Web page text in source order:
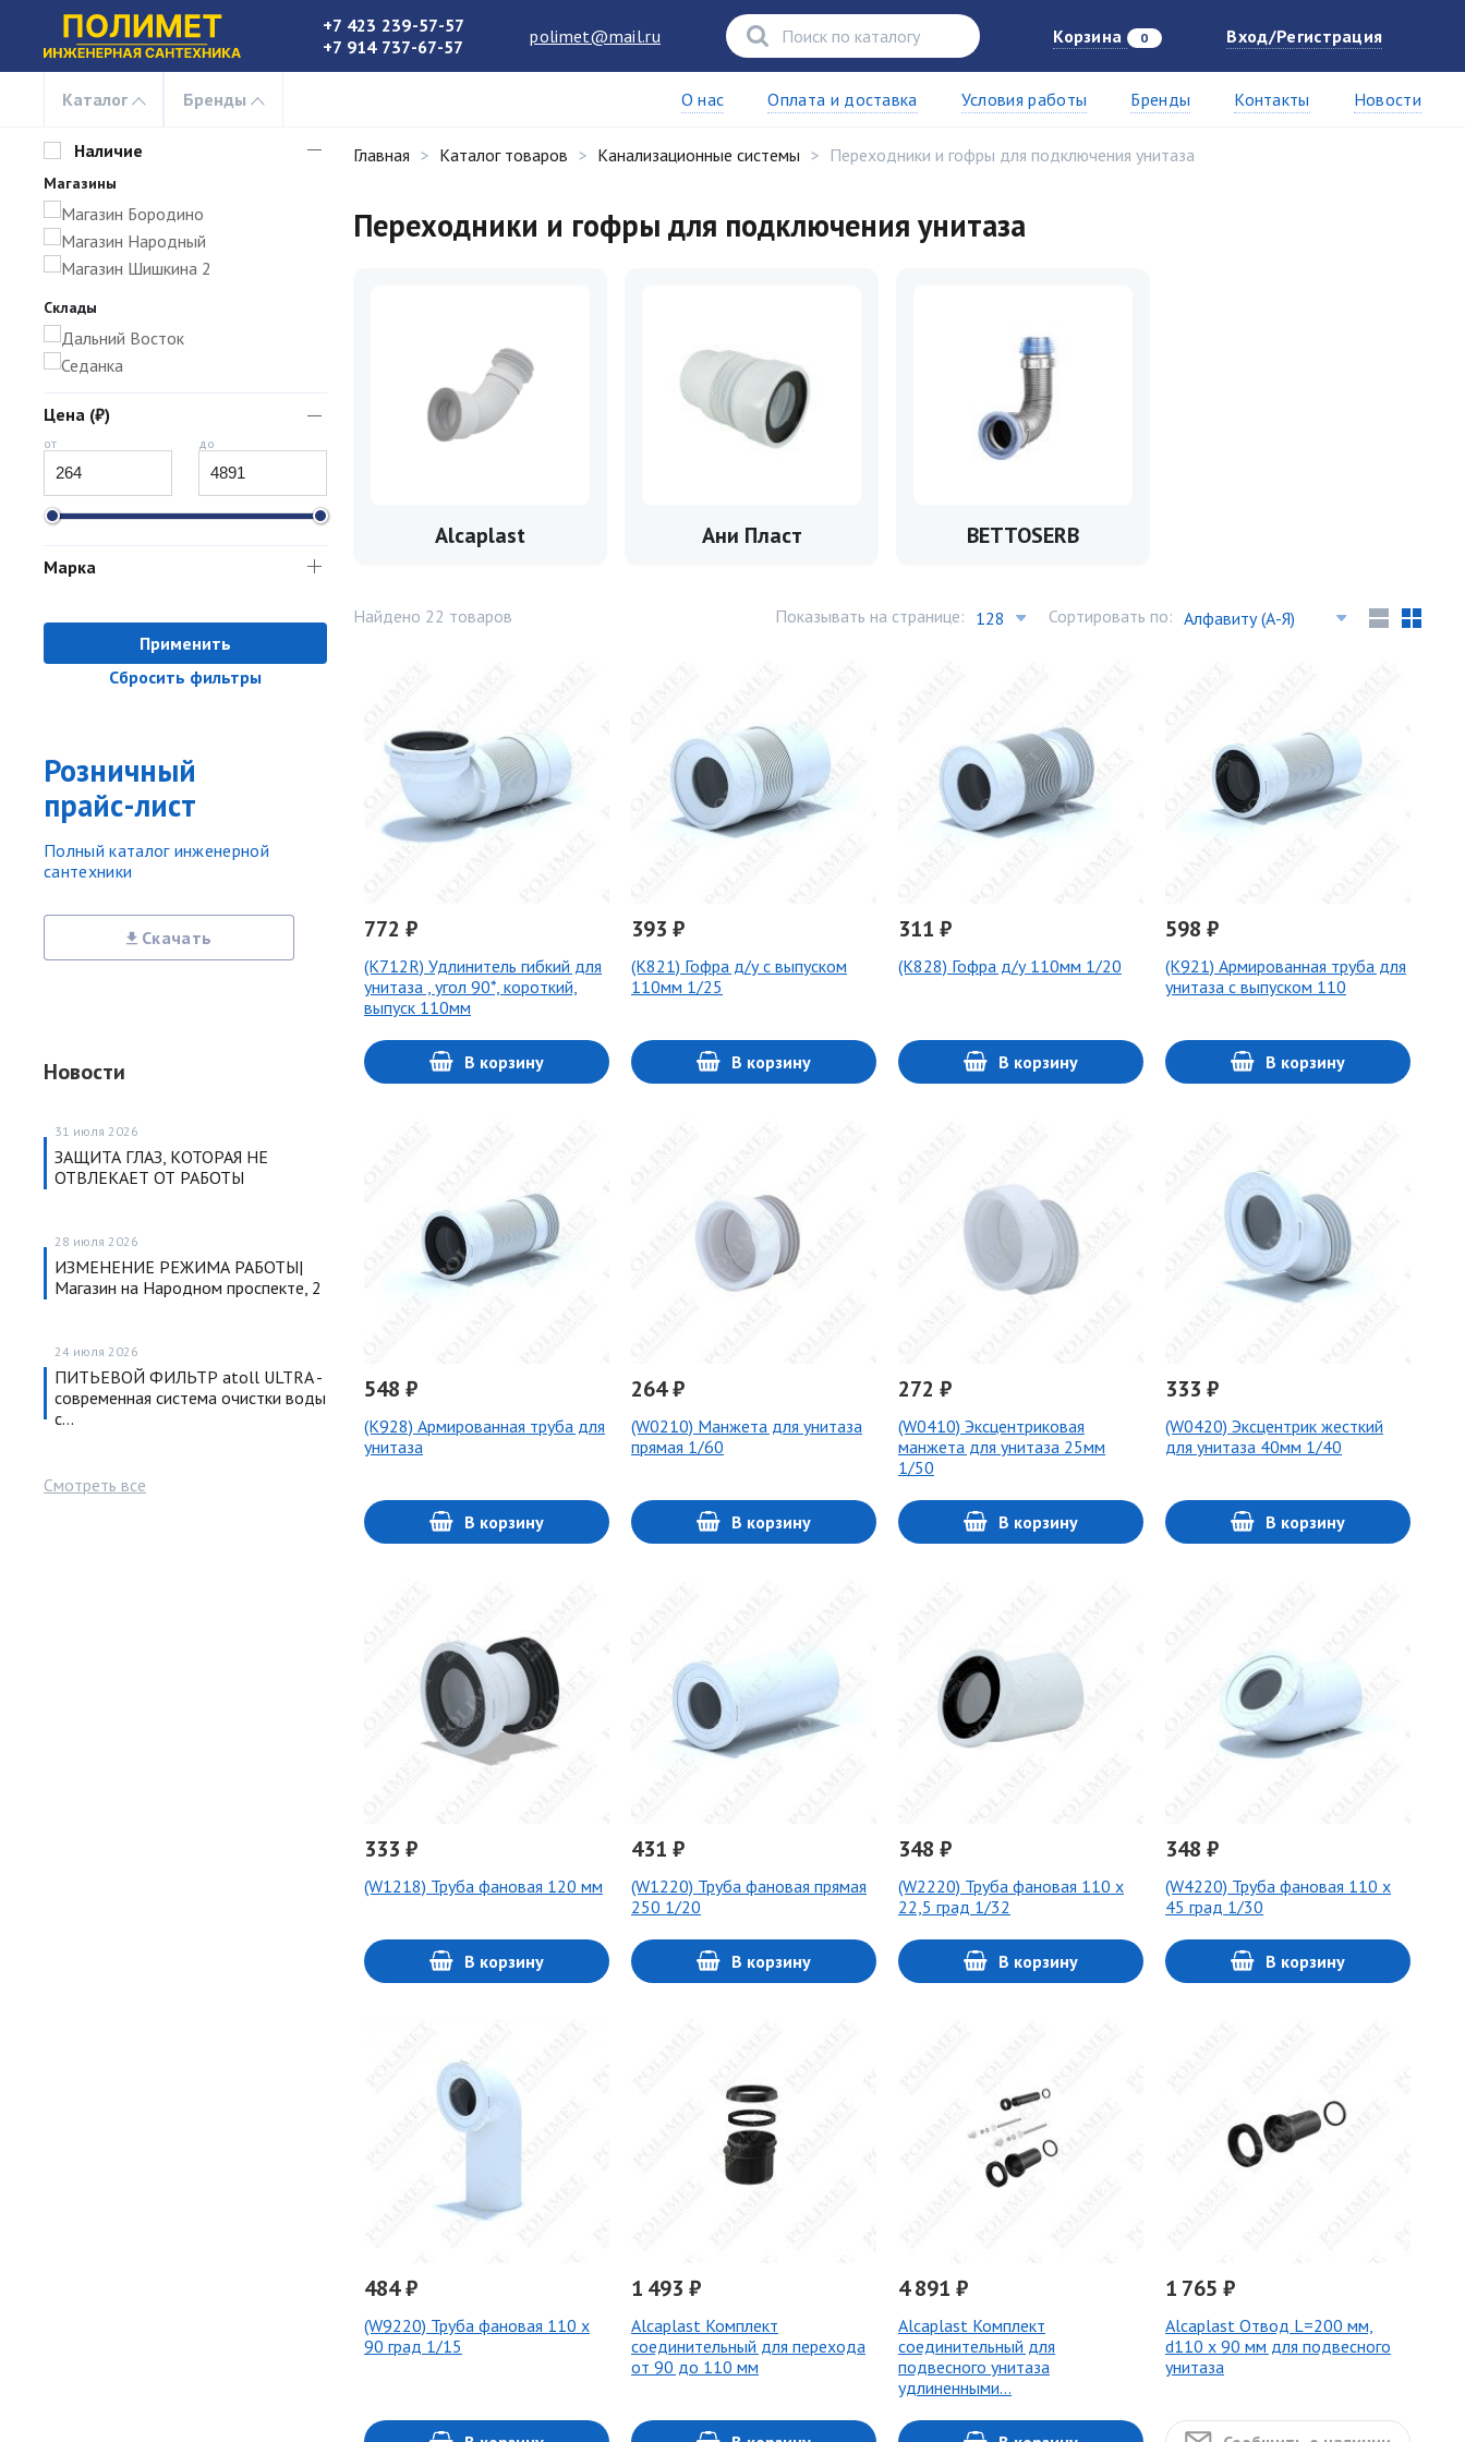
+7 423 239-57-57
+7 914 737-67-57
polimet@mail.ru Корзина 0 Вход/Регистрация
Каталог Бренды О нас Оплата и доставка Условия работы Бренды Контакты Новости
Наличие
Магазины
Магазин Бородино
Магазин Народный
Магазин Шишкина 2
Склады
Дальний Восток
Седанка
Цена (₽)
от до
Марка
Применить
Сбросить фильтры
Розничный
прайс-лист
Полный каталог инженерной
сантехники
Скачать
Новости
31 июля 2026
ЗАЩИТА ГЛАЗ, КОТОРАЯ НЕ
ОТВЛЕКАЕТ ОТ РАБОТЫ
28 июля 2026
ИЗМЕНЕНИЕ РЕЖИМА РАБОТЫ|
Магазин на Народном проспекте, 2
24 июля 2026
ПИТЬЕВОЙ ФИЛЬТР atoll ULTRA -
современная система очистки воды
с…
Смотреть все
Главная Каталог товаров Канализационные системы Переходники и гофры для подключения унитаза
Переходники и гофры для подключения унитаза
Alcaplast Ани Пласт BETTOSERB
Найдено 22 товаров Показывать на странице: Сортировать по:
772 ₽
(K712R) Удлинитель гибкий для
унитаза , угол 90*, короткий,
выпуск 110мм
В корзину
393 ₽
(K821) Гофра д/у с выпуском
110мм 1/25
В корзину
311 ₽
(K828) Гофра д/у 110мм 1/20
В корзину
598 ₽
(K921) Армированная труба для
унитаза с выпуском 110
В корзину
548 ₽
(K928) Армированная труба для
унитаза
В корзину
264 ₽
(W0210) Манжета для унитаза
прямая 1/60
В корзину
272 ₽
(W0410) Эксцентриковая
манжета для унитаза 25мм
1/50
В корзину
333 ₽
(W0420) Эксцентрик жесткий
для унитаза 40мм 1/40
В корзину
333 ₽
(W1218) Труба фановая 120 мм
В корзину
431 ₽
(W1220) Труба фановая прямая
250 1/20
В корзину
348 ₽
(W2220) Труба фановая 110 х
22,5 град 1/32
В корзину
348 ₽
(W4220) Труба фановая 110 х
45 град 1/30
В корзину
484 ₽
(W9220) Труба фановая 110 х
90 град 1/15
1 493 ₽
Alcaplast Комплект
соединительный для перехода
от 90 до 110 мм
4 891 ₽
Alcaplast Комплект
соединительный для
подвесного унитаза
удлиненными…
1 765 ₽
Alcaplast Отвод L=200 мм,
d110 х 90 мм для подвесного
унитаза